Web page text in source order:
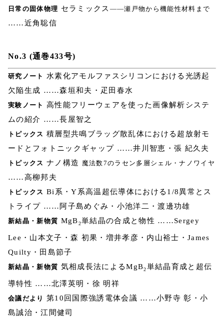
日常の固体物理 セラミックス ――瀬戸物から機能性材料まで
……近角聡信
No.3 (通巻433号)
研究ノート
水素化アモルファスシリコンにおける光誘起
欠陥生成 ……森垣和夫・疋田春水
実験ノート 高性能フリーウェアを使った画像解析システ
ムの紹介 ……長屋智之
トピックス 積層型共鳴ブラッグ散乱体における超放射モ
ードとフォトニックギャップ ……井川智恵・張 紀久夫
トピックス ナノ構造 魔法数7のラセン多層シェル・ナノワイヤ
……高柳邦夫
トピックス Bi系・Y系高温超伝導体における1/8異常とス
トライプ ……阿子島めぐみ・小池洋二・渡邊功雄
新結晶・新物質 MgB2単結晶の合成と物性 ……Sergey
Lee・山本文子・森 初果・増井孝彦・内山裕士・James
Quilty・田島節子
新結晶・新物質 気相成長法によるMgB2単結晶育成と超伝
導特性 ……北澤英明・徐 明祥
会議だより 第10回国際強誘電体会議 ……小野寺 彰・小
島誠治・江間健司